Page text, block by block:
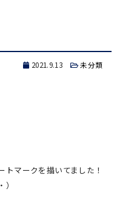
2021.9.13 未分類
マークを描いてました！